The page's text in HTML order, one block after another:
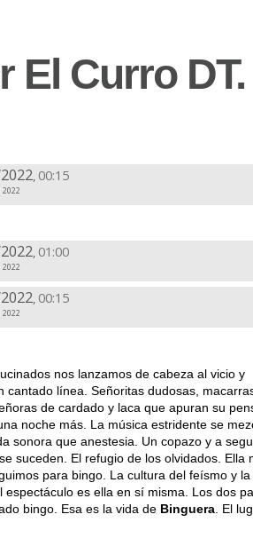
El Curro DT.
00:15
, 01:00
, 00:15
nos lanzamos de cabeza al vicio y
cantado línea. Señoritas dudosas,
de cardado y laca que apuran su
noche más. La música estridente se
sonora que anestesia. Un copazo y a
suceden. El refugio de los olvidados. Ella
para bingo. La cultura del feísmo y la
es ella en sí misma. Los dos
bingo. Esa es la vida de Binguera . El